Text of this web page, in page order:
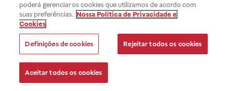
poderá gerenciar os cookies que utilizamos de acordo com
suas preferências. Nossa Política de Privacidade e
Cookies
Definições de cookies Rejeitar todos os cookies
Aceitar todos os cookies